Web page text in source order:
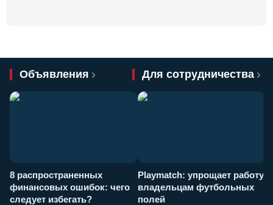
Объявления Для сотрудничества
8 распространенных
финансовых ошибок: чего
следует избегать?
Playmatch: упрощает работу
владельцам футбольных
полей